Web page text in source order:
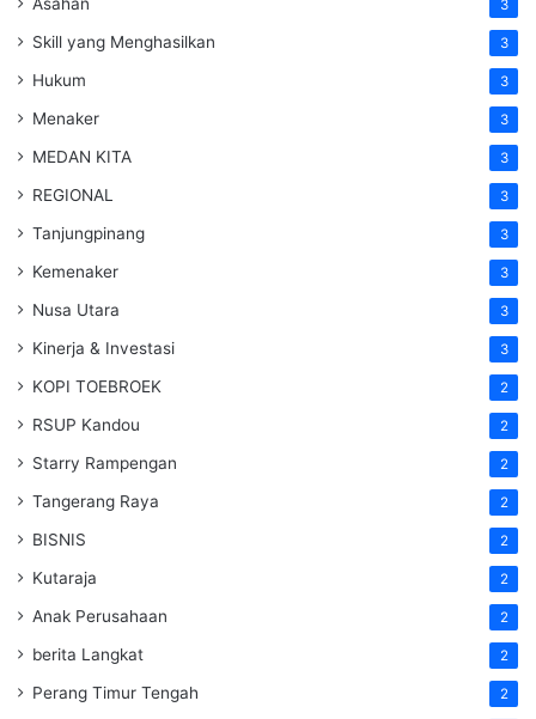
3
Skill yang Menghasilkan 3
Hukum 3
Menaker 3
MEDAN KITA 3
REGIONAL 3
Tanjungpinang 3
Kemenaker 3
Nusa Utara 3
Kinerja & Investasi 3
KOPI TOEBROEK 2
RSUP Kandou 2
Starry Rampengan 2
Tangerang Raya 2
BISNIS 2
Kutaraja 2
Anak Perusahaan 2
berita Langkat 2
Perang Timur Tengah 2